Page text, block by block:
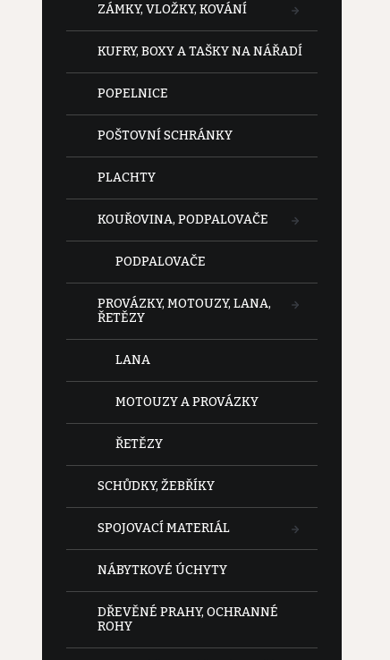
ZÁMKY, VLOŽKY, KOVÁNÍ
KUFRY, BOXY A TAŠKY NA NÁŘADÍ
POPELNICE
POŠTOVNÍ SCHRÁNKY
PLACHTY
KOUŘOVINA, PODPALOVAČE
PODPALOVAČE
PROVÁZKY, MOTOUZY, LANA,
ŘETĚZY
LANA
MOTOUZY A PROVÁZKY
ŘETĚZY
SCHŮDKY, ŽEBŘÍKY
SPOJOVACÍ MATERIÁL
NÁBYTKOVÉ ÚCHYTY
DŘEVĚNÉ PRAHY, OCHRANNÉ
ROHY